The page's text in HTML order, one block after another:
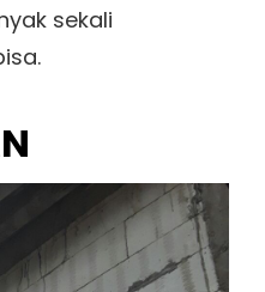
sekali